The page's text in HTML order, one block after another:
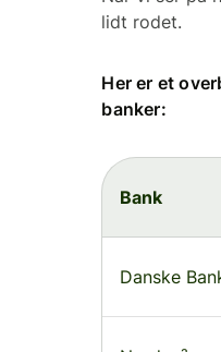
lidt rodet.
Her er et
banker:
Bank
Danske